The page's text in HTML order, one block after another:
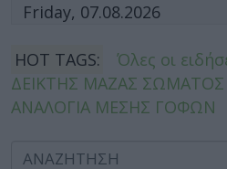
Friday, 07.08.2026
HOT TAGS:
Όλες οι
ΔΕΙΚΤΗΣ ΜΑΖΑΣ ΣΩΜΑΤΟΣ
ΑΝΑΛΟΓΙΑ ΜΕΣΗΣ ΓΟΦΩΝ